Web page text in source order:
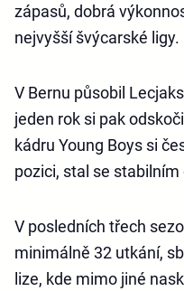
zápasů, dobrá
nejvyšší švýcarské ligy.
V Bernu působil
jeden rok si pak
kádru Young Boys si
pozici, stal se
V posledních třech
minimálně 32 utkání,
lize, kde mimo jiné